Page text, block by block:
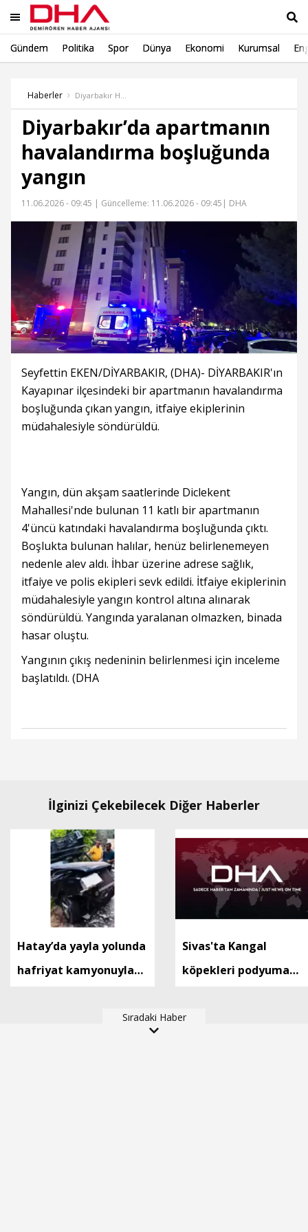
Gündem Politika Spor Dünya Ekonomi Kurumsal
Haberler
Diyarbakır’da apartmanın
havalandırma boşluğunda
yangın
11.06.2026 - 09:45 | Güncelleme: 11.06.2026 - 09:45 | DHA
Seyfettin EKEN/DİYARBAKIR, (DHA)- DİYARBAKIR'ın
Kayapınar ilçesindeki bir apartmanın havalandırma
boşluğunda çıkan yangın, itfaiye ekiplerinin
müdahalesiyle söndürüldü.
Yangın, dün akşam saatlerinde Diclekent
Mahallesi'nde bulunan 11 katlı bir apartmanın
4'üncü katındaki havalandırma boşluğunda çıktı.
Boşlukta bulunan halılar, henüz belirlenemeyen
nedenle alev aldı. İhbar üzerine adrese sağlık,
itfaiye ve polis ekipleri sevk edildi. İtfaiye ekiplerinin
müdahalesiyle yangın kontrol altına alınarak
söndürüldü. Yangında yaralanan olmazken, binada
hasar oluştu.
Yangının çıkış nedeninin belirlenmesi için inceleme
başlatıldı. (DHA
İlginizi Çekebilecek Diğer Haberler
Hatay’da yayla yolunda
hafriyat kamyonuyla
Sivas'ta Kangal
köpekleri podyuma
Sıradaki Haber